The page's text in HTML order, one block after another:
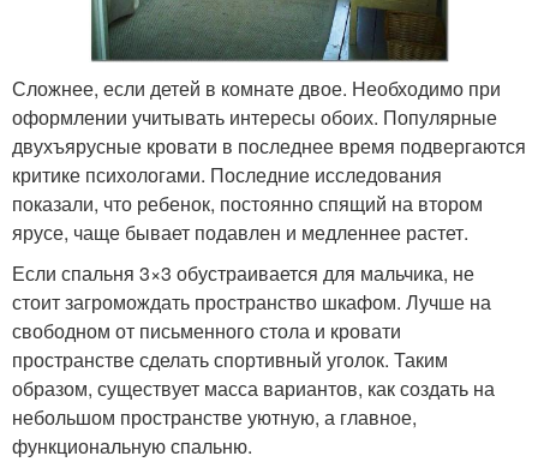
Сложнее, если детей в комнате двое. Необходимо при
оформлении учитывать интересы обоих. Популярные
двухъярусные кровати в последнее время подвергаются
критике психологами. Последние исследования
показали, что ребенок, постоянно спящий на втором
ярусе, чаще бывает подавлен и медленнее растет.
Если спальня 3×3 обустраивается для мальчика, не
стоит загромождать пространство шкафом. Лучше на
свободном от письменного стола и кровати
пространстве сделать спортивный уголок. Таким
образом, существует масса вариантов, как создать на
небольшом пространстве уютную, а главное,
функциональную спальню.